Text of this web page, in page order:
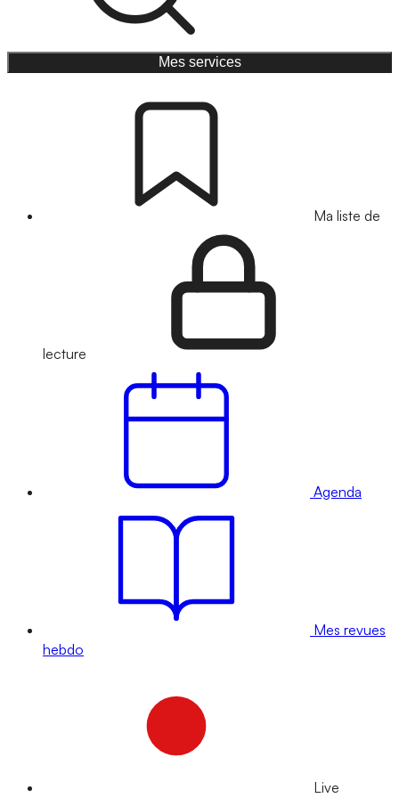
Mes services
Ma liste de
lecture
Agenda
Mes revues
hebdo
Live